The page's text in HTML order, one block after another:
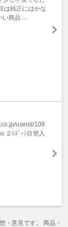
は純正にはかな
商品 ...
userid/108
２ｼｽﾞｰﾝ目突入
・意見です。 商品・